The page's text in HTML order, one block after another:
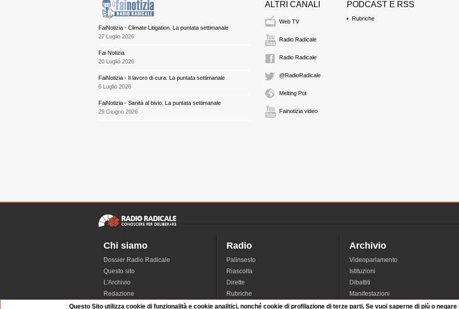
FaiNotizia - Climate Litigation. La puntata settimanale
27 Luglio 2026
Fai Notizia
20 Luglio 2026
FaiNotizia - Il lavoro di cura. La puntata settimanale
6 Luglio 2026
FaiNotizia - Sanità al bivio. La puntata settimanale
29 Giugno 2026
ALTRI CANALI
Web TV
Radio Radicale
Radio Radicale
@RadioRadicale
Melting Pot
Fainotizia video
PODCAST E RSS
Rubriche
Chi siamo
Dossier Radio Radicale
Questo sito
L'Archivio
Redazione
La musica da Requiem
Radio
Palinsesto
Riascolta
Dirette
Rubriche
Interviste
Archivio
Videoparlamento
Istituzioni
Dibattiti
Manifestazioni
Radicali
Questo Sito utilizza cookie di funzionalità e cookie analitici, nonché cookie di profilazione di terze parti. Se vuoi saperne di più o